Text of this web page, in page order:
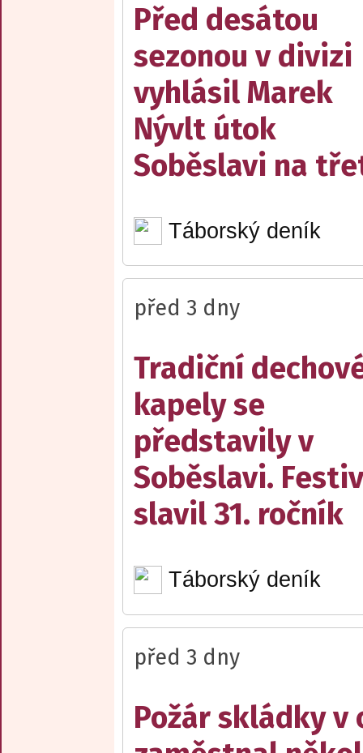
Před desátou
sezonou v divizi
vyhlásil Marek
Nývlt útok
Soběslavi na
Táborský deník
před 3 dny
Tradiční
kapely se
představily v
Soběslavi.
slavil 31. ročník
Táborský deník
před 3 dny
Požár skládky v